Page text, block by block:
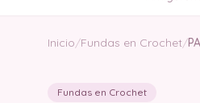
Inicio/Fundas en Crochet/
Fundas en Crochet